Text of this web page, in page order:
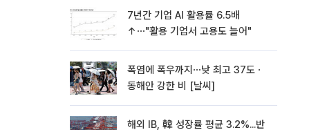
7년간 기업 AI 활용률 6.5배
↑⋯"활용 기업서 고용도 늘어"
폭염에 폭우까지⋯낮 최고 37도ㆍ
동해안 강한 비 [날씨]
해외 IB, 韓 성장률 평균 3.2%...반